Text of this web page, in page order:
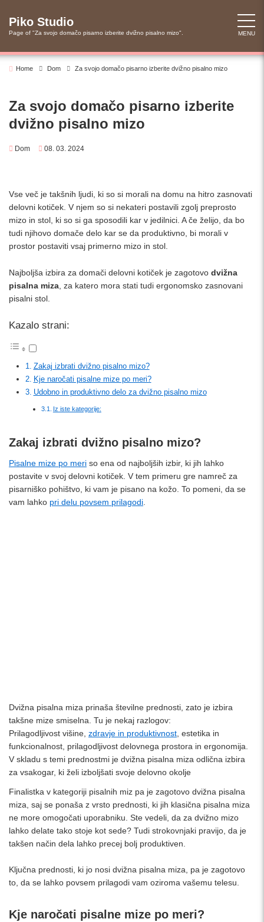
content
Piko Studio
Page of "Za svojo domačo pisarno izberite dvižno pisalno mizo". MENU
Home Dom Za svojo domačo pisarno izberite dvižno pisalno mizo
Za svojo domačo pisarno izberite
dvižno pisalno mizo
Dom 08. 03. 2024
Vse več je takšnih ljudi, ki so si morali na domu na hitro zasnovati
delovni kotiček. V njem so si nekateri postavili zgolj preprosto
mizo in stol, ki so si ga sposodili kar v jedilnici. A če želijo, da bo
tudi njihovo domače delo kar se da produktivno, bi morali v
prostor postaviti vsaj primerno mizo in stol.
Najboljša izbira za domači delovni kotiček je zagotovo dvižna
pisalna miza , za katero mora stati tudi ergonomsko zasnovani
pisalni stol.
Kazalo strani:
Zakaj izbrati dvižno pisalno mizo?
Kje naročati pisalne mize po meri?
Udobno in produktivno delo za dvižno pisalno mizo
Iz iste kategorije:
Zakaj izbrati dvižno pisalno mizo?
Pisalne mize po meri so ena od najboljših izbir, ki jih lahko
postavite v svoj delovni kotiček. V tem primeru gre namreč za
pisarniško pohištvo, ki vam je pisano na kožo. To pomeni, da se
vam lahko pri delu povsem prilagodi.
Dvižna pisalna miza prinaša številne prednosti, zato je izbira
takšne mize smiselna. Tu je nekaj razlogov:
Prilagodljivost višine, zdravje in produktivnost , estetika in
funkcionalnost, prilagodljivost delovnega prostora in ergonomija.
V skladu s temi prednostmi je dvižna pisalna miza odlična izbira
za vsakogar, ki želi izboljšati svoje delovno okolje
Finalistka v kategoriji pisalnih miz pa je zagotovo dvižna pisalna
miza, saj se ponaša z vrsto prednosti, ki jih klasična pisalna miza
ne more omogočati uporabniku. Ste vedeli, da za dvižno mizo
lahko delate tako stoje kot sede? Tudi strokovnjaki pravijo, da je
takšen način dela lahko precej bolj produktiven.
Ključna prednosti, ki jo nosi dvižna pisalna miza, pa je zagotovo
to, da se lahko povsem prilagodi vam oziroma vašemu telesu.
Kje naročati pisalne mize po meri?